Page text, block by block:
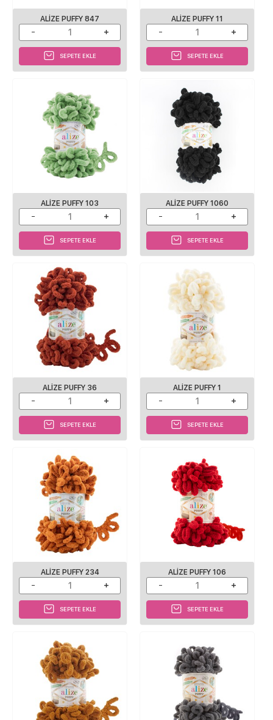
ALIZE PUFFY 847
SEPETE EKLE
ALIZE PUFFY 11
SEPETE EKLE
ALIZE PUFFY 103
SEPETE EKLE
ALIZE PUFFY 1060
SEPETE EKLE
ALIZE PUFFY 36
SEPETE EKLE
ALIZE PUFFY 1
SEPETE EKLE
ALIZE PUFFY 234
SEPETE EKLE
ALIZE PUFFY 106
SEPETE EKLE